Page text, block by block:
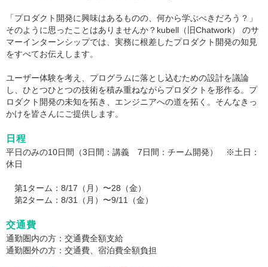
「プロダクト開発に興味はあるものの、何から学ぶべきだろう？」
そのように思ったことはありませんか？kubell（旧Chatwork） のサ
マーインターンシップでは、実務に根差したプロダクト開発の知見
をすべてお伝えします。
ユーザー体験を考え、プログラムに落とし込むための設計を議論
し、ひとつひとつの技術を積み重ねながらプロダクトを形作る。プ
ロダクト開発の未知を拓き、エンジニアへの道を拓く。そんなきっ
かけを皆さんにご提供します。
日程
平日のみの10日間（3日間：講義 7日間：チーム開発） ※土日：
休日
第1ターム：8/17（月）〜28（金）
第2ターム：8/31（月）〜9/11（金）
交通費
通勤圏内の方：交通費全額支給
通勤圏外の方：交通費、宿泊費全額負担